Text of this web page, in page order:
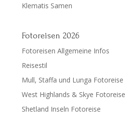
Klematis Samen
Fotoreisen 2026
Fotoreisen Allgemeine Infos
Reisestil
Mull, Staffa und Lunga Fotoreise
West Highlands & Skye Fotoreise
Shetland Inseln Fotoreise